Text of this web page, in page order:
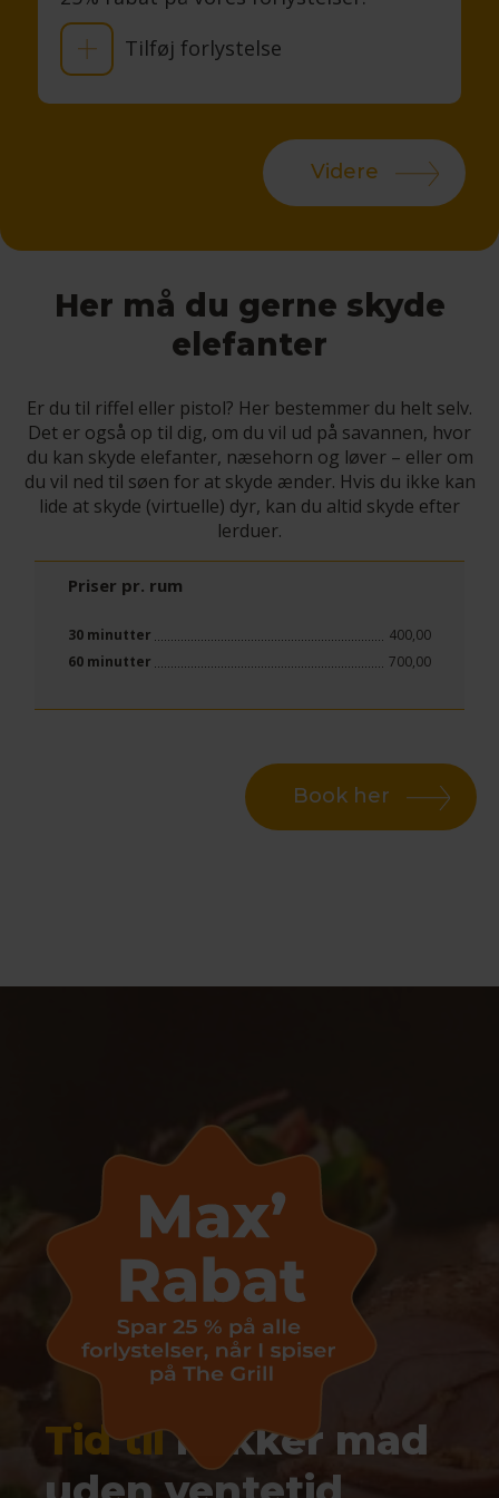
Tilføj forlystelse
Videre
Her må du gerne skyde
elefanter
Er du til riffel eller pistol? Her bestemmer du helt selv.
Det er også op til dig, om du vil ud på savannen, hvor
du kan skyde elefanter, næsehorn og løver – eller om
du vil ned til søen for at skyde ænder. Hvis du ikke kan
lide at skyde (virtuelle) dyr, kan du altid skyde efter
lerduer.
Priser pr. rum
30 minutter
400,00
60 minutter
700,00
Book her
Tid tillækker mad